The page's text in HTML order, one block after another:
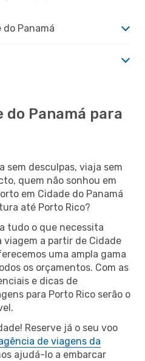
Panamá
do Panamá para
sem desculpas, viaja sem
quem não sonhou em
em Cidade do Panamá
até Porto Rico?
tudo o que necessita
viagem a partir de Cidade
uma ampla gama
os orçamentos. Com as
e dicas de
para Porto Rico serão o
Reserve já o seu voo
de viagens da
ajudá-lo a embarcar